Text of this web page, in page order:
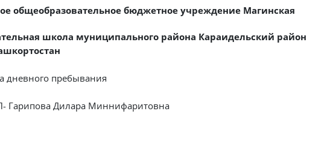
общеобразовательное бюджетное учреждение Магинская
школа муниципального района Караидельский район
дневного пребывания
Гарипова Дилара Миннифаритовна